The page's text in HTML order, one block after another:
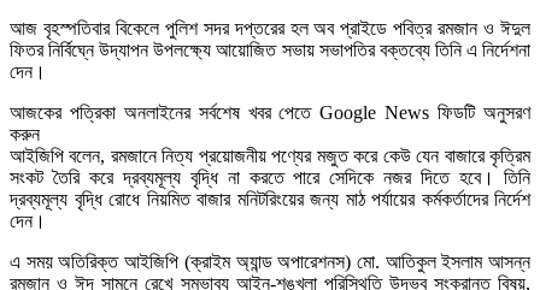
আজ বৃহস্পতিবার বিকেলে পুলিশ সদর দপ্তরের হল অব প্রাইডে পবিত্র রমজান ও ঈদুল
ফিতর নির্বিঘ্নে উদ্‌যাপন উপলক্ষ্যে আয়োজিত সভায় সভাপতির বক্তব্যে তিনি এ নির্দেশনা
দেন।
আজকের পত্রিকা অনলাইনের সর্বশেষ খবর পেতে Google News ফিডটি অনুসরণ
করুন
আইজিপি বলেন, রমজানে নিত্য প্রয়োজনীয় পণ্যের মজুত করে কেউ যেন বাজারে কৃত্রিম
সংকট তৈরি করে দ্রব্যমূল্য বৃদ্ধি না করতে পারে সেদিকে নজর দিতে হবে। তিনি
দ্রব্যমূল্য বৃদ্ধি রোধে নিয়মিত বাজার মনিটরিংয়ের জন্য মাঠ পর্যায়ের কর্মকর্তাদের নির্দেশ
দেন।
এ সময় অতিরিক্ত আইজিপি (ক্রাইম অ্যান্ড অপারেশনস) মো. আতিকুল ইসলাম আসন্ন
রমজান ও ঈদ সামনে রেখে সম্ভাব্য আইন-শৃঙ্খলা পরিস্থিতি উদ্ভব সংক্রান্ত বিষয়,